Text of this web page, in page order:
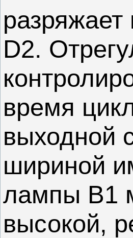
D2.
время
выходной
шириной
лампы B1
высокой,